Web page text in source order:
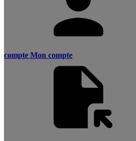
compte Mon compte